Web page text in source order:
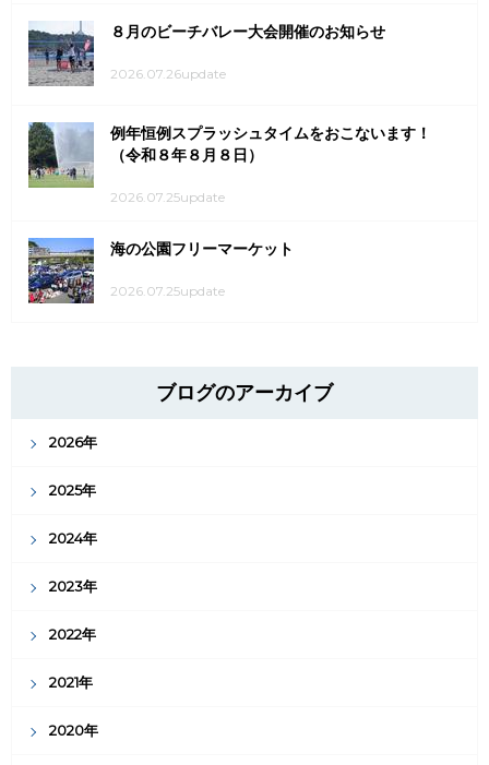
８月のビーチバレー大会開催のお知らせ
2026.07.26update
例年恒例スプラッシュタイムをおこないます！
（令和８年８月８日）
2026.07.25update
海の公園フリーマーケット
2026.07.25update
ブログのアーカイブ
2026年
2025年
2024年
2023年
2022年
2021年
2020年